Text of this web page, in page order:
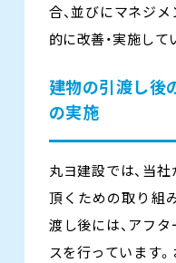
合、並びにマネジ
的に改善・実施して
建物の引渡し後
の実施
丸ヨ建設では、当
頂くための取り組
渡し後には、アフ
スを行っています